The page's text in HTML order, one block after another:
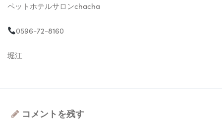
ペットホテルサロンchacha
0596-72-8160
堀江
コメントを残す